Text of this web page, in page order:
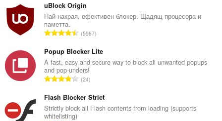
о
ц
е
н
к
и
:
щ
б
о
о
ц
е
н
к
и
uBlock Origin
Най-накрая, ефективен блокер. Щадящ процесора и
паметта.
О
щ
б
р
о
о
ц
5987
Popup Blocker Lite
A fast, easy and secure way to block all unwanted popups
and pop-unders!
О
щ
б
24
Flash Blocker Strict
Strictly block all Flash contents from loading (supports
whitelisting)